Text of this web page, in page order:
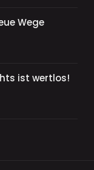
Wege
ist wertlos!